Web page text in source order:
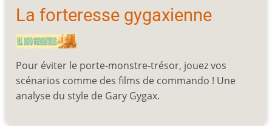
La forteresse gygaxienne
Pour éviter le porte-monstre-trésor, jouez vos
scénarios comme des films de commando ! Une
analyse du style de Gary Gygax.